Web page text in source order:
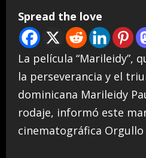
Spread the love
La película “Marileidy”,
la perseverancia y el
dominicana Marileidy
rodaje, informó este
cinematográfica Orgullo